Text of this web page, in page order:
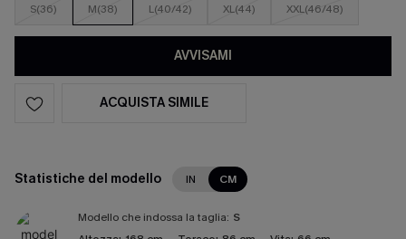
S(36) M(38) L(40/42) XL(44) XXL(46/48)
AVVISAMI
ACQUISTA SIMILE
Statistiche del modello IN CM
Modello che indossa la taglia: S